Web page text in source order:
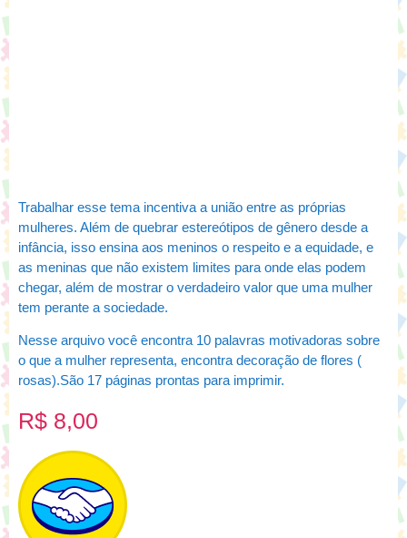
Trabalhar esse tema incentiva a união entre as próprias
mulheres. Além de quebrar estereótipos de gênero desde a
infância, isso ensina aos meninos o respeito e a equidade, e
as meninas que não existem limites para onde elas podem
chegar, além de mostrar o verdadeiro valor que uma mulher
tem perante a sociedade.
Nesse arquivo você encontra 10 palavras motivadoras sobre
o que a mulher representa, encontra decoração de flores (
rosas).São 17 páginas prontas para imprimir.
R$ 8,00